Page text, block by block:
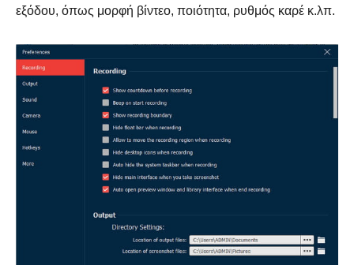
εξόδου, όπως μορφή βίντεο, ποιότητα, ρυθμός καρέ κ.λπ.